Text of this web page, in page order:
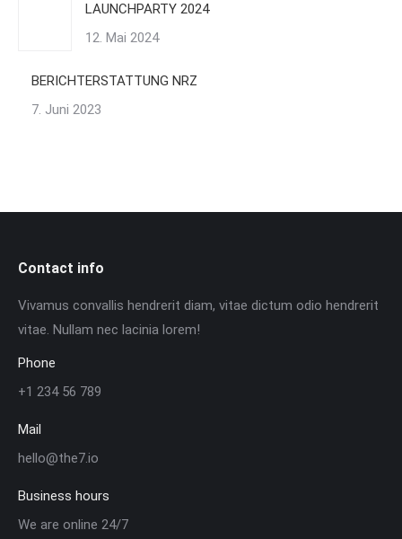
LAUNCHPARTY 2024
12. Mai 2024
BERICHTERSTATTUNG NRZ
7. Juni 2023
Contact info
Vivamus convallis hendrerit diam, vitae dictum odio hendrerit
vitae. Nullam nec lacinia lorem!
Phone
+1 234 56 789
Mail
hello@the7.io
Business hours
We are online 24/7